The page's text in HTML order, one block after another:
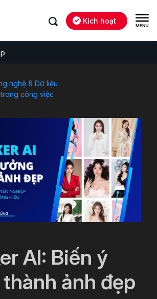
Kích hoạt
nghệ & Dữ liệu
công việc
AI: Biến ý
ảnh đẹp